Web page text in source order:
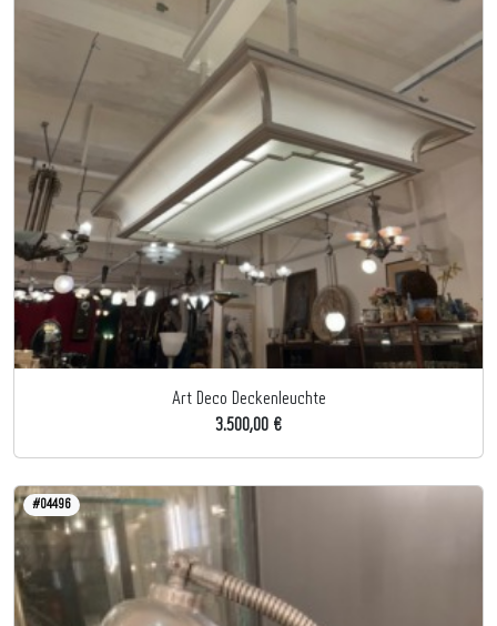
Art Deco Deckenleuchte
3.500,00 €
#04496